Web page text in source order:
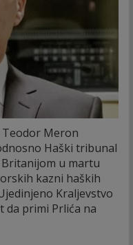
Meron
Haški tribunal
u martu
kazni haških
Kraljevstvo
da primi Prlića na